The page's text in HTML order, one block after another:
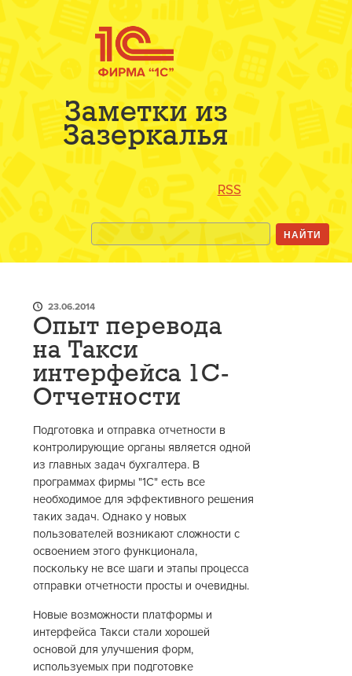
Заметки из
Зазеркалья
RSS
23.06.2014
Опыт перевода
на Такси
интерфейса 1С-
Отчетности
Подготовка и отправка отчетности в
контролирующие органы является одной
из главных задач бухгалтера. В
программах фирмы "1С" есть все
необходимое для эффективного решения
таких задач. Однако у новых
пользователей возникают сложности с
освоением этого функционала,
поскольку не все шаги и этапы процесса
отправки отчетности просты и очевидны.
Новые возможности платформы и
интерфейса Такси стали хорошей
основой для улучшения форм,
используемых при подготовке